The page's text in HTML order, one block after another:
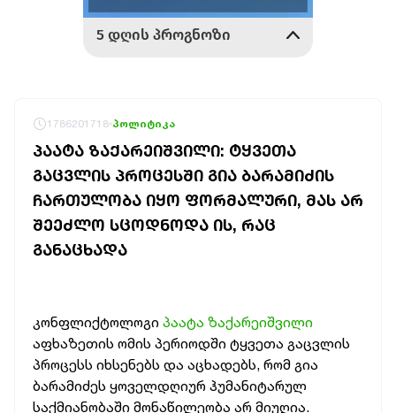
1786201718 პოლიტიკა
ᲞᲐᲐᲢᲐ ᲖᲐᲥᲐᲠᲔᲘᲨᲕᲘᲚᲘ: ᲢᲧᲕᲔᲗᲐ
ᲒᲐᲪᲕᲚᲘᲡ ᲞᲠᲝᲪᲔᲡᲨᲘ ᲒᲘᲐ ᲑᲐᲠᲐᲛᲘᲫᲘᲡ
ᲩᲐᲠᲗᲣᲚᲝᲑᲐ ᲘᲧᲝ ᲤᲝᲠᲛᲐᲚᲣᲠᲘ, ᲛᲐᲡ ᲐᲠ
ᲨᲔᲔᲫᲚᲝ ᲡᲪᲝᲓᲜᲝᲓᲐ ᲘᲡ, ᲠᲐᲪ
ᲒᲐᲜᲐᲪᲮᲐᲓᲐ
კონფლიქტოლოგი პაატა ზაქარეიშვილი
აფხაზეთის ომის პერიოდში ტყვეთა გაცვლის
პროცესს იხსენებს და აცხადებს, რომ გია
ბარამიძეს ყოველდღიურ ჰუმანიტარულ
საქმიანობაში მონაწილეობა არ მიუღია.